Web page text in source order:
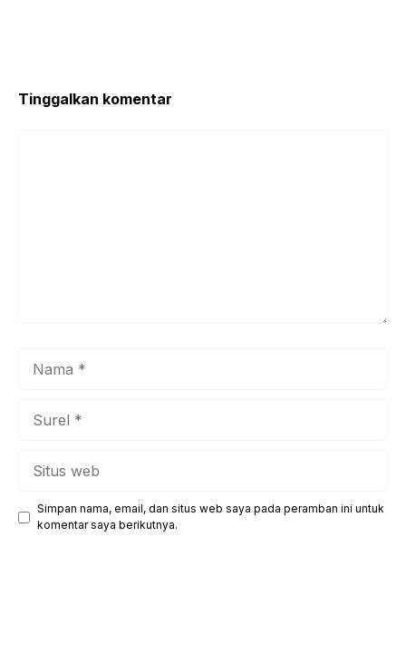
Tinggalkan komentar
Simpan nama, email, dan situs web saya pada peramban ini untuk
komentar saya berikutnya.